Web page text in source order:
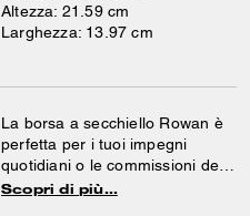
Altezza: 21.59 cm
Larghezza: 13.97 cm
La borsa a secchiello Rowan è
perfetta per i tuoi impegni
quotidiani o le commissioni del
weekend. Realizzata in tela
Scopri di più…